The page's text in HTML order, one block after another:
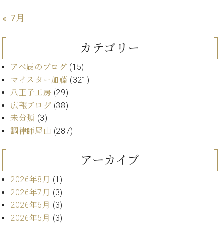
W.
ホ
フ
マ
ロ
シ
ョ
ナ
ル
(PDF)
問
い
合
わ
せ
社
：
八
王
子
« 7月
カテゴリー
アベ辰のブログ (15)
マイスター加藤 (321)
八王子工房 (29)
広報ブログ (38)
未分類 (3)
調律師尾山 (287)
アーカイブ
2026年8月 (1)
2026年7月 (3)
2026年6月 (3)
2026年5月 (3)